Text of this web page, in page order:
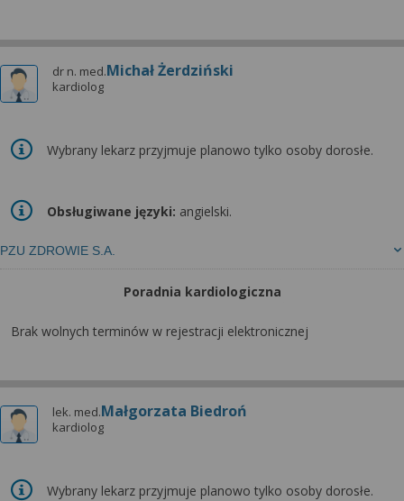
dr n. med.Michał Żerdziński
kardiolog
PZU ZDROWIE S.A.
Wybrany lekarz przyjmuje planowo tylko osoby dorosłe.
Obsługiwane języki: angielski.
Poradnia kardiologiczna
Brak wolnych terminów w rejestracji elektronicznej
lek. med.Małgorzata Biedroń
kardiolog
Wybrany lekarz przyjmuje planowo tylko osoby dorosłe.